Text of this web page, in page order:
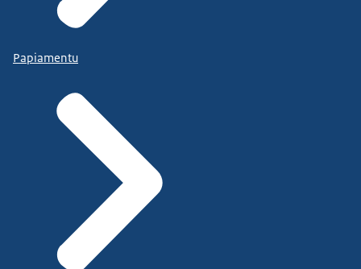
Papiamentu